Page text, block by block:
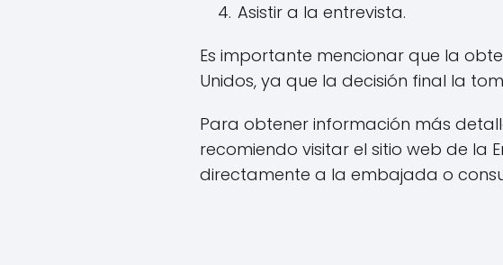
Asistir a la entrevista.
Es importante mencionar que la
Unidos, ya que la decisión final la
Para obtener información más
recomiendo visitar el sitio web de la
directamente a la embajada o